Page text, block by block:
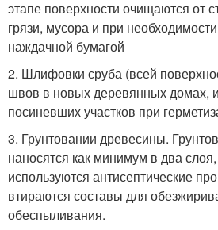
этапе поверхности очищаются от
грязи, мусора и при
наждачной бумагой
2. Шлифовки сруба (всей
швов в новых деревянных домах,
посиневших участков при
3. Грунтовании древесины.
наносятся как минимум в два
используются антисептические
втираются составы для
обеспыливания.